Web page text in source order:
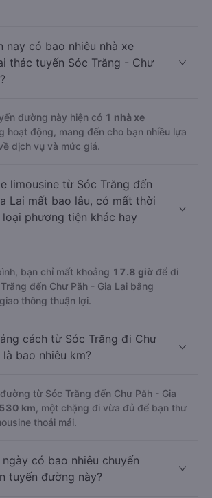
nay có bao nhiêu nhà xe
thác tuyến Sóc Trăng - Chư
đường này hiện có 1 nhà xe
hoạt động, mang đến cho bạn nhiều lựa
dịch vụ và mức giá.
limousine từ Sóc Trăng đến
Lai mất bao lâu, có mất thời
phương tiện khác hay
bạn chỉ mất khoảng 17.8 giờ để di
đến Chư Păh - Gia Lai bằng
thông thuận lợi.
cách từ Sóc Trăng đi Chư
bao nhiêu km?
từ Sóc Trăng đến Chư Păh - Gia
530 km , một chặng đi vừa đủ để bạn thư
thoải mái.
ngày có bao nhiêu chuyến
tuyến đường này?